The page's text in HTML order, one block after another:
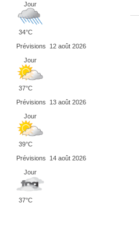
Jour
34°C
Prévisions
12 août 2026
Jour
37°C
Prévisions
13 août 2026
Jour
39°C
Prévisions
14 août 2026
Jour
37°C